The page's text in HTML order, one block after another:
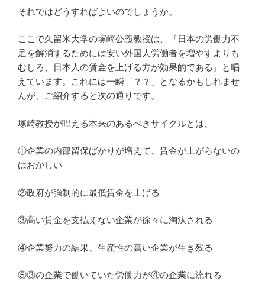
それではどうすればよいのでしょうか。
ここで久留米大学の塚崎公義教授は、『日本の労働力不
足を解消するためには安い外国人労働者を増やすよりも
むしろ、日本人の賃金を上げる方が効果的である』と唱
えています。これには一瞬「？？」となるかもしれませ
んが、ご紹介すると次の通りです。
塚崎教授が唱える本来のあるべきサイクルとは、
①企業の内部留保ばかりが増えて、賃金が上がらないの
はおかしい
②政府が強制的に最低賃金を上げる
③高い賃金を支払えない企業が徐々に淘汰される
④企業努力の結果、生産性の高い企業が生き残る
⑤③の企業で働いていた労働力が④の企業に流れる